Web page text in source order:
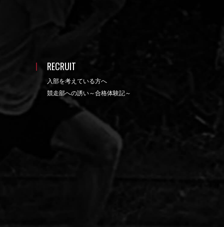
RECRUIT
入部を考えている方へ
競走部への誘い～合格体験記～